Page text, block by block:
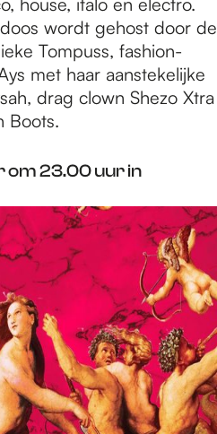
wordt gehost door de
Tompuss, fashion-
met haar aanstekelijke
drag clown Shezo Xtra
Boots.
23.00 uur in